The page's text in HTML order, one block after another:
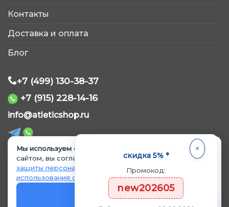
Контакты
Доставка и оплата
Блог
+7 (499) 130-38-37
+7 (915) 228-14-16
info@atleticshop.ru
Мы используем cookie.
Продолжая пользоваться
сайтом, вы соглашаетесь с
Политикой обработки и
защиты персональных данных
иПолитикой
использования cookie
OK
© 2026 «AtleticShop». Все права защищены
Политика обработки персональных данных
скидка 5% *
Промокод:
new202605